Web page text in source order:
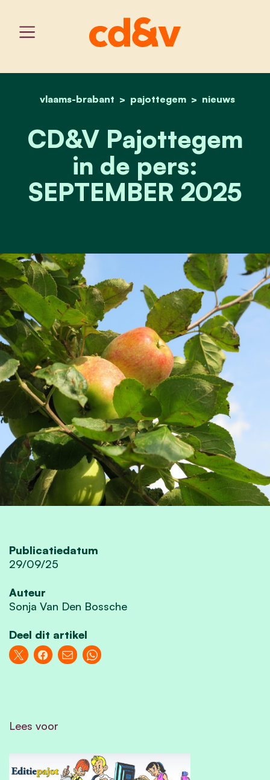
home
vlaams-brabant pajottegem nieuws
cd&v pajottegem in de
CD&V Pajottegem
in de pers:
SEPTEMBER 2025
Publicatiedatum
29/09/25
Auteur
Sonja Van Den Bossche
Deel dit artikel
Lees voor